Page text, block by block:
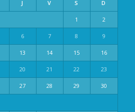
J V S D
1 2
6 7 8 9
13 14 15 16
20 21 22 23
27 28 29 30